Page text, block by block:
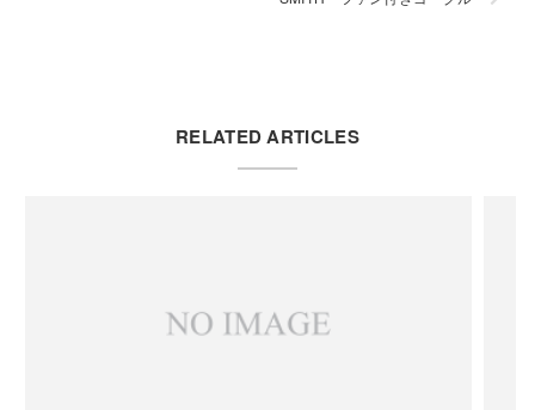
RELATED ARTICLES